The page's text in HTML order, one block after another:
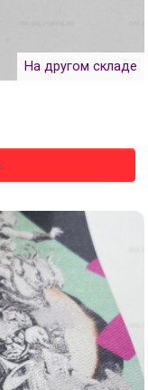
На другом складе